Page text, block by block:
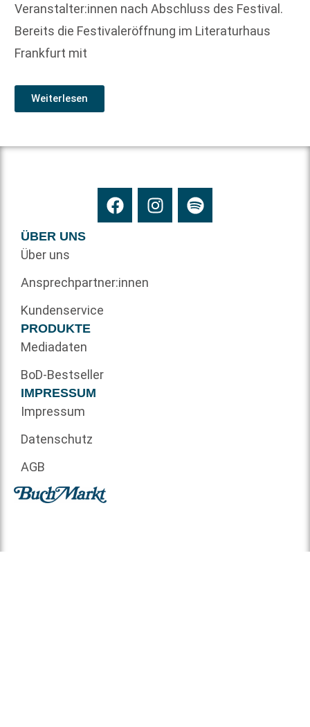
Veranstalter:innen nach Abschluss des Festival.
Bereits die Festivaleröffnung im Literaturhaus
Frankfurt mit
Weiterlesen
ÜBER UNS
Über uns
Ansprechpartner:innen
Kundenservice
PRODUKTE
Mediadaten
BoD-Bestseller
IMPRESSUM
Impressum
Datenschutz
AGB